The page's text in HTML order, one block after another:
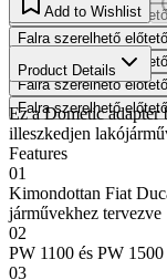
Falra szerelhető
Falra szerelhető
Falra szerelhető
Falra szerelhető
Falra szerelhető
Add to Wishlist
Product Details
Ez a Dometic adapter
illeszkedjen
Features
01
Kimondottan Fiat
járművekhez tervezve
02
PW 1100 és PW
03